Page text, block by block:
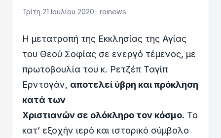
Τρίτη 21 Ιουλίου 2020 · roinews
Η μετατροπή της Εκκλησίας της Αγίας
του Θεού Σοφίας σε ενεργό τέμενος, με
πρωτοβουλία του κ. Ρετζέπ Ταγίπ
Ερντογάν, αποτελεί ύβρη και πρόκληση
κατά των
Χριστιανών σε ολόκληρο τον κόσμο. Το
κατ’ εξοχήν ιερό και ιστορικό σύμβολο